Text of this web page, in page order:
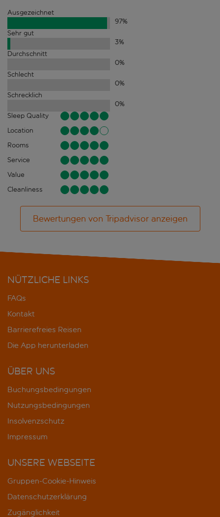
Ausgezeichnet
97%
Sehr gut
3%
Durchschnitt
0%
Schlecht
0%
Schrecklich
0%
Sleep Quality
Location
Rooms
Service
Value
Cleanliness
Bewertungen von Tripadvisor anzeigen
NÜTZLICHE LINKS
FAQs
Kontakt
Barrierefreies Reisen
Die App herunterladen
ÜBER UNS
Buchungsbedingungen
Nutzungsbedingungen
Insolvenzschutz
Impressum
UNSERE WEBSEITE
Gruppen-Cookie-Hinweis
Datenschutzerklärung
Zugänglichkeit